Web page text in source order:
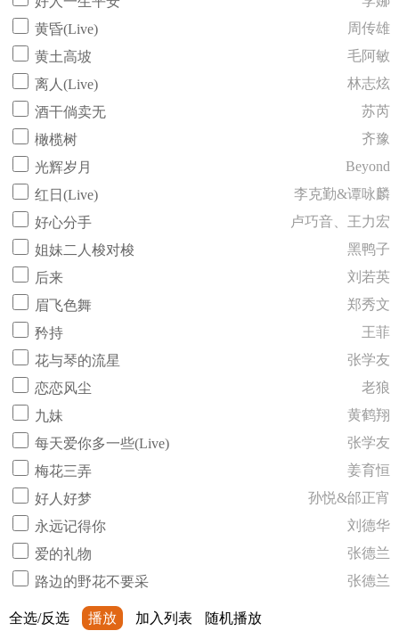
黄昏(Live)
周传雄
黄土高坡
毛阿敏
离人(Live)
林志炫
酒干倘卖无
苏芮
橄榄树
齐豫
光辉岁月
Beyond
红日(Live)
李克勤&谭咏麟
好心分手
卢巧音、王力宏
姐妹二人梭对梭
黑鸭子
后来
刘若英
眉飞色舞
郑秀文
矜持
王菲
花与琴的流星
张学友
恋恋风尘
老狼
九妹
黄鹤翔
每天爱你多一些(Live)
张学友
梅花三弄
姜育恒
好人好梦
孙悦&邰正宵
永远记得你
刘德华
爱的礼物
张德兰
路边的野花不要采
张德兰
全选/反选 播放 加入列表 随机播放